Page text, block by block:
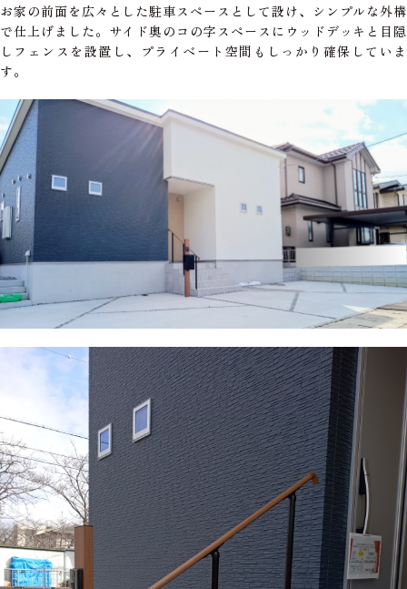
お家の前面を広々とした駐車スペースとして設け、シンプルな外構
で仕上げました。サイド奥のコの字スペースにウッドデッキと目隠
しフェンスを設置し、プライベート空間もしっかり確保していま
す。